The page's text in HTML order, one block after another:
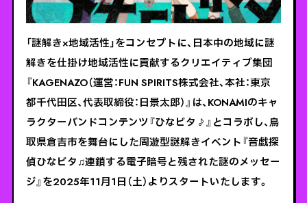
「謎解き×地域活性」をコンセプトに、日本中の地域に謎
解きを仕掛け地域活性に貢献するクリエイティブ集団
『KAGENAZO（運営：FUN SPIRITS株式会社、本社：東京
都千代田区、代表取締役：日景太郎）』は、KONAMIのキャ
ラクターバンドコンテンツ『ひなビタ♪』とコラボし、鳥
取県倉吉市を舞台にした周遊型謎解きイベント『音戯探
偵ひなビタ♫連鎖する電子暗号と残された謎のメッセー
ジ』を2025年11月1日（土）よりスタートいたします。